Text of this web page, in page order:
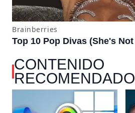
CONTENIDO
RECOMENDADO